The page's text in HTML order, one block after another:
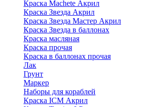
Краска Machete Акрил
Краска Звезда Акрил
Краска Звезда Мастер Акрил
Краска Звезда в баллонах
Краска масляная
Краска прочая
Краска в баллонах прочая
Лак
Грунт
Маркер
Наборы для кораблей
Краска ICM Акрил